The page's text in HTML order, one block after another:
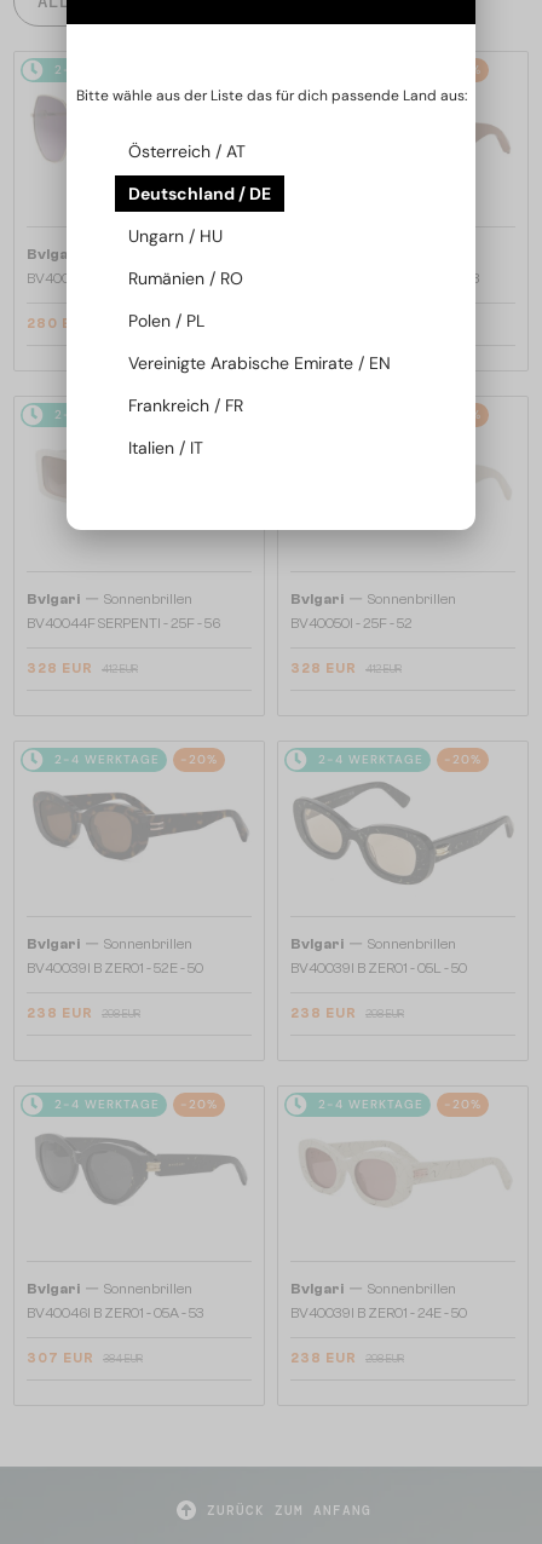
2-4 WERKTAGE
Bvlgari
BV40035U - 33T - 58
280 EUR 357 EUR
-20%
BV40044I SERPENTI - 45A - 53
2-4 WERKTAGE -20%
Bvlgari — Sonnenbrillen
BV40044F SERPENTI - 25F - 56
328 EUR 412 EUR
-20%
Bvlgari — Sonnenbrillen
BV40050I - 25F - 52
328 EUR 412 EUR
2-4 WERKTAGE -20%
Bvlgari — Sonnenbrillen
BV40039I B ZERO1 - 52E - 50
238 EUR 298 EUR
2-4 WERKTAGE -20%
Bvlgari — Sonnenbrillen
BV40039I B ZERO1 - 05L - 50
238 EUR 298 EUR
2-4 WERKTAGE -20%
Bvlgari — Sonnenbrillen
BV40046I B ZERO1 - 05A - 53
307 EUR 384 EUR
2-4 WERKTAGE -20%
Bvlgari — Sonnenbrillen
BV40039I B ZERO1 - 24E - 50
238 EUR 298 EUR
ZURÜCK ZUM ANFANG
Bitte wähle aus der Liste das für dich passende Land aus:
Österreich / AT
Deutschland / DE
Ungarn / HU
Rumänien / RO
Polen / PL
Vereinigte Arabische Emirate / EN
Frankreich / FR
Italien / IT